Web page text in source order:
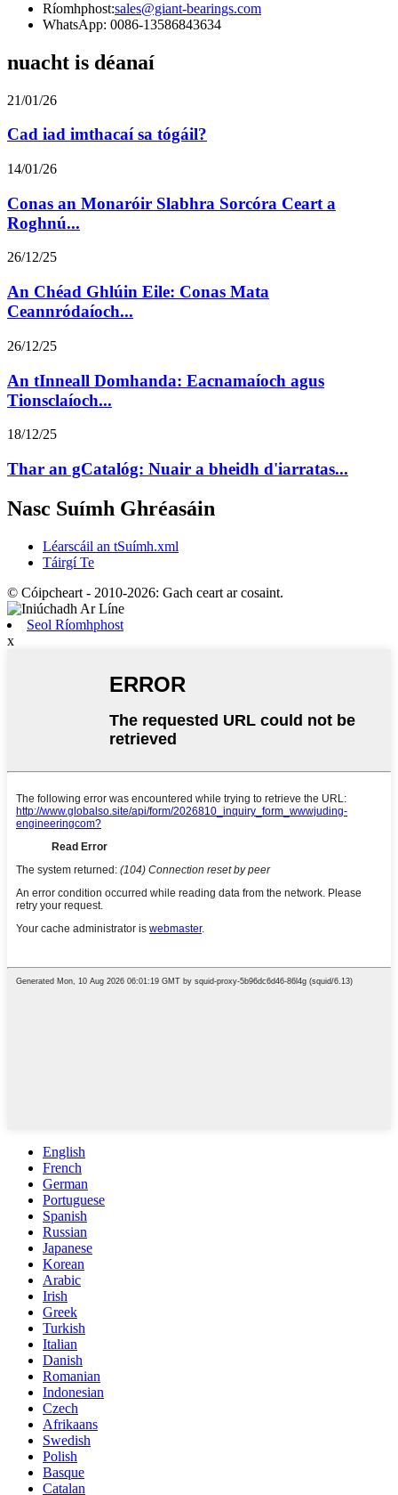
Ríomhphost:sales@giant-bearings.com
WhatsApp: 0086-13586843634
nuacht is déanaí
21/01/26
Cad iad imthacaí sa tógáil?
14/01/26
Conas an Monaróir Slabhra Sorcóra Ceart a
Roghnú...
26/12/25
An Chéad Ghlúin Eile: Conas Mata
Ceannródaíoch...
26/12/25
An tInneall Domhanda: Eacnamaíoch agus
Tionsclaíoch...
18/12/25
Thar an gCatalóg: Nuair a bheidh d'iarratas...
Nasc Suímh Ghréasáin
Léarscáil an tSuímh.xml
Táirgí Te
© Cóipcheart - 2010-2026: Gach ceart ar cosaint.
Seol Ríomhphost
x
English
French
German
Portuguese
Spanish
Russian
Japanese
Korean
Arabic
Irish
Greek
Turkish
Italian
Danish
Romanian
Indonesian
Czech
Afrikaans
Swedish
Polish
Basque
Catalan